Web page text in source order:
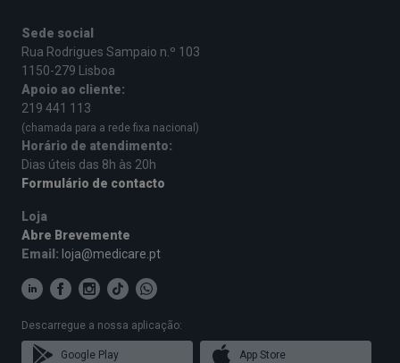
Sede social
Rua Rodrigues Sampaio n.º 103
1150-279 Lisboa
Apoio ao cliente:
219 441 113
(chamada para a rede fixa nacional)
Horário de atendimento:
Dias úteis das 8h às 20h
Formulário de contacto
Loja
Abre Brevemente
Email: loja@medicare.pt
Descarregue a nossa aplicação:
Google Play App Store